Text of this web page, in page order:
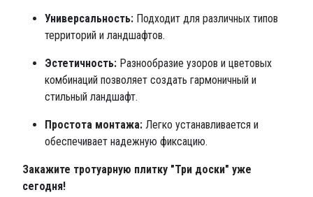
Универсальность: Подходит для различных типов
территорий и ландшафтов.
Эстетичность: Разнообразие узоров и цветовых
комбинаций позволяет создать гармоничный и
стильный ландшафт.
Простота монтажа: Легко устанавливается и
обеспечивает надежную фиксацию.
Закажите тротуарную плитку "Три доски" уже
сегодня!